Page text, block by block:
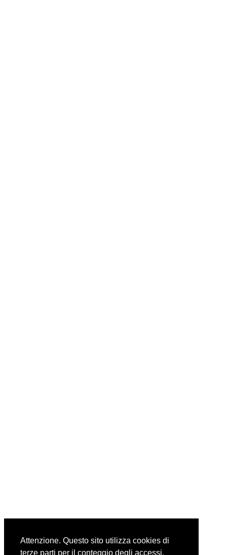
Attenzione. Questo sito utilizza cookies di
terze parti per il conteggio degli accessi.